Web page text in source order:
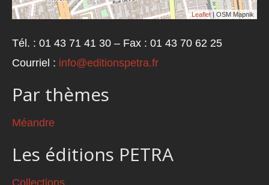
Leaflet | OSM Mapnik
Tél. : 01 43 71 41 30 – Fax : 01 43 70 62 25
Courriel : info@editionspetra.fr
Par thèmes
Méandre
Les éditions PETRA
Collections